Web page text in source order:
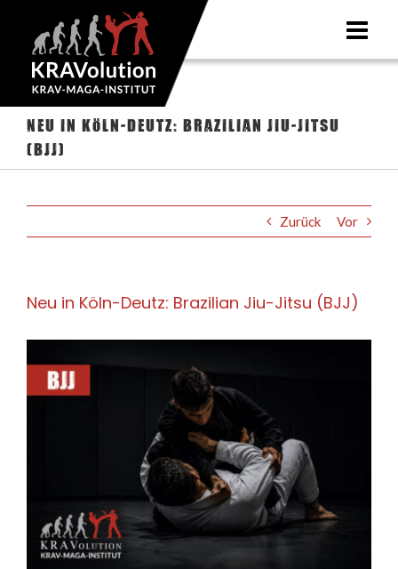
springen
Neu in Köln-Deutz: Brazilian Jiu-Jitsu
(BJJ)
Zurück Vor
Neu in Köln-Deutz: Brazilian Jiu-Jitsu (BJJ)